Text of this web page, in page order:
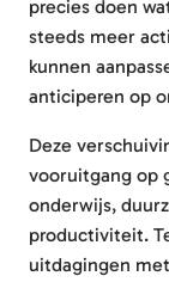
precies doen
steeds meer
kunnen
anticiperen op
Deze
vooruitgang op
onderwijs,
productiviteit.
uitdagingen